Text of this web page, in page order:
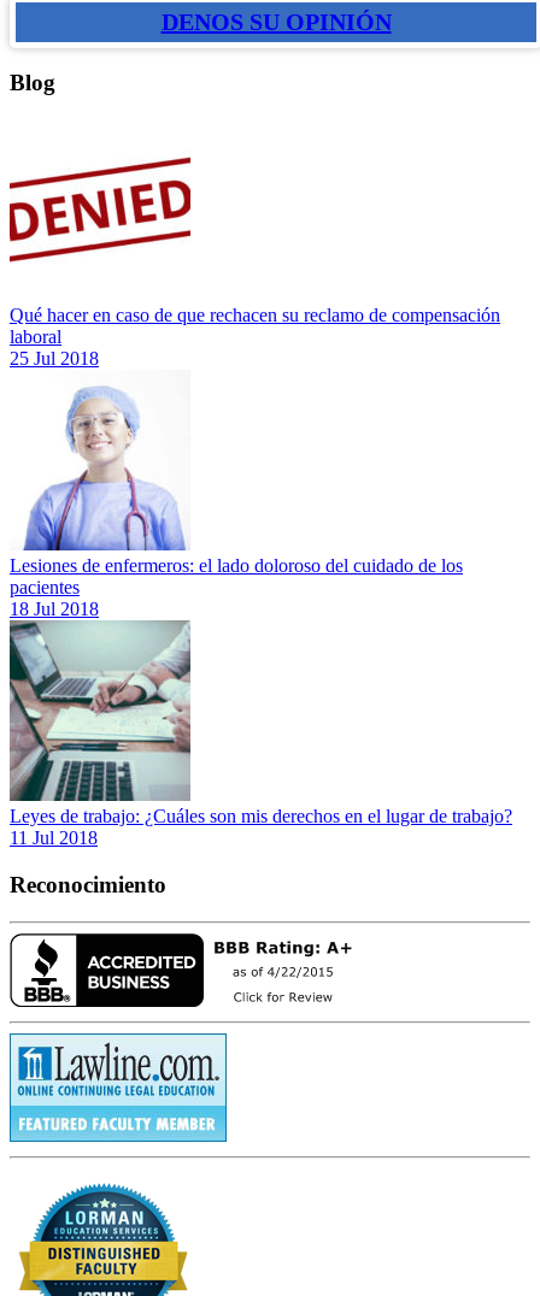
DENOS SU OPINIÓN
Blog
Qué hacer en caso de que rechacen su reclamo de compensación
laboral
25 Jul 2018
Lesiones de enfermeros: el lado doloroso del cuidado de los
pacientes
18 Jul 2018
Leyes de trabajo: ¿Cuáles son mis derechos en el lugar de trabajo?
11 Jul 2018
Reconocimiento